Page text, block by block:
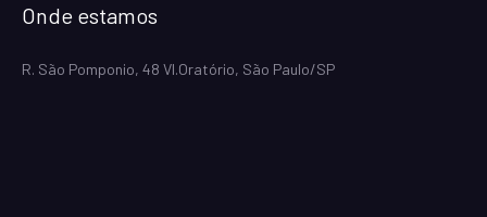
Onde estamos
R. São Pomponio, 48 Vl.Oratório, São Paulo/SP